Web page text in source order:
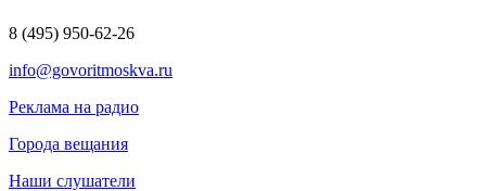
8 (495) 950-62-26
info@govoritmoskva.ru
Реклама на радио
Города вещания
Наши слушатели